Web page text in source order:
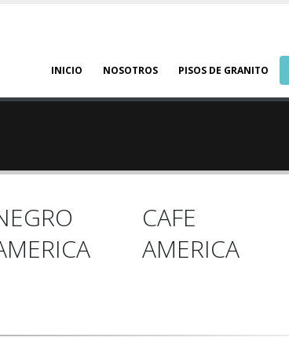
INICIO NOSOTROS PISOS DE GRANITO
CAFE
AMERICA